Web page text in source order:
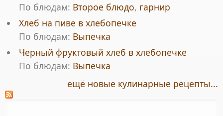
По блюдам: Второе блюдо, гарнир
Хлеб на пиве в хлебопечке
По блюдам: Выпечка
Черный фруктовый хлеб в хлебопечке
По блюдам: Выпечка
ещё новые кулинарные рецепты...